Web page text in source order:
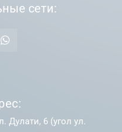
сети:
Дулати, 6 (угол ул.